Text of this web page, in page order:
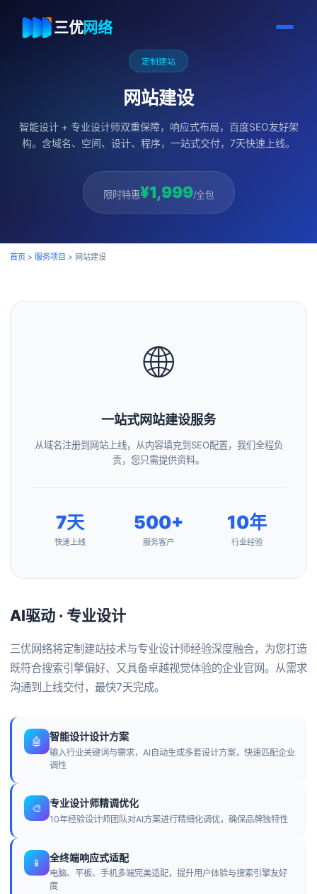
三优网络
定制建站
网站建设
智能设计 + 专业设计师双重保障，响应式布局，百度SEO友好架
构。含域名、空间、设计、程序，一站式交付，7天快速上线。
限时特惠¥1,999/全包
首页 > 服务项目 > 网站建设
AI驱动 · 专业设计
三优网络将定制建站技术与专业设计师经验深度融合，为您打造
既符合搜索引擎偏好、又具备卓越视觉体验的企业官网。从需求
沟通到上线交付，最快7天完成。
🤖 智能设计设计方案
输入行业关键词与需求，AI自动生成多套设计方案，快速匹配企业
调性
🎨 专业设计师精调优化
10年经验设计师团队对AI方案进行精细化调优，确保品牌独特性
📱 全终端响应式适配
电脑、平板、手机多端完美适配，提升用户体验与搜索引擎友好
度
🌐
一站式网站建设服务
从域名注册到网站上线，从内容填充到SEO配置，我们全程负
责，您只需提供资料。
7天
快速上线
500+
服务客户
10年
行业经验